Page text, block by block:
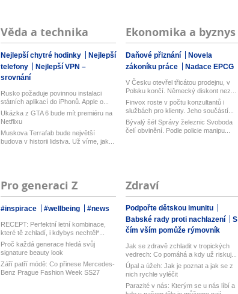
Věda a technika
Nejlepší chytré hodinky
Nejlepší
telefony
Nejlepší VPN –
srovnání
Rusko požaduje povinnou instalaci
státních aplikací do iPhonů. Apple o...
Ukázka z GTA 6 bude mít premiéru na
Netflixu
Muskova Terrafab bude největší
budova v historii lidstva. Už víme, jak...
Ekonomika a byznys
Daňové přiznání
Novela
zákoníku práce
Nadace EPCG
V Česku otevřel třicátou prodejnu, v
Polsku končí. Německý diskont nez...
Finvox roste v počtu konzultantů i
službách pro klienty. Jeho součástí...
Bývalý šéf Správy železnic Svoboda
čelí obvinění. Podle policie manipu...
Pro generaci Z
#inspirace #wellbeing #news
RECEPT: Perfektní letní kombinace,
které tě zchladí, i kdybys nechtěl*...
Proč každá generace hledá svůj
signature beauty look
Září patří módě: Co přinese Mercedes-
Benz Prague Fashion Week SS27
Zdraví
Podpořte dětskou imunitu
Babské rady proti nachlazení
S
čím vším pomůže rýmovník
Jak se zdravě zchladit v tropických
vedrech: Co pomáhá a kdy už riskuj...
Úpal a úžeh: Jak je poznat a jak se z
nich rychle vyléčit
Parazité v nás: Kterým se u nás líbí a